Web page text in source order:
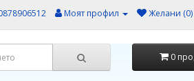
Моят профил Желани (0)
0